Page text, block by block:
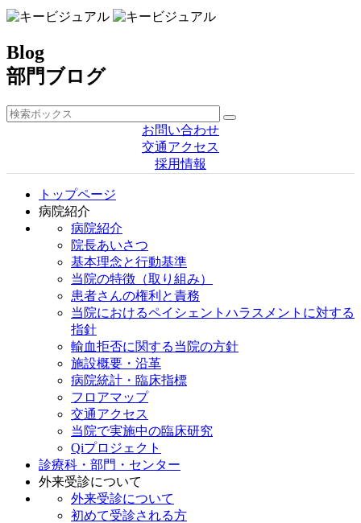
Blog
部門ブログ
お問い合わせ
交通アクセス
採用情報
トップページ
病院紹介
病院紹介
院長あいさつ
基本理念と行動基準
当院の特徴（取り組み）
患者さんの権利と責務
当院におけるペイシェントハラスメントに対する
指針
輸血拒否に関する当院の方針
施設概要・沿革
病院統計・臨床指標
フロアマップ
交通アクセス
当院で実施中の臨床研究
Qiプロジェクト
診療科・部門・センター
外来受診について
外来受診について
初めて受診される方